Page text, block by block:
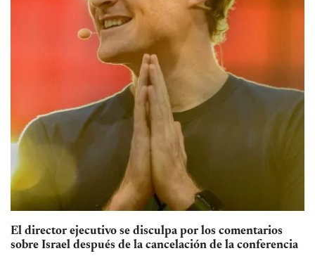
El director ejecutivo se disculpa por los comentarios
sobre Israel después de la cancelación de la conferencia